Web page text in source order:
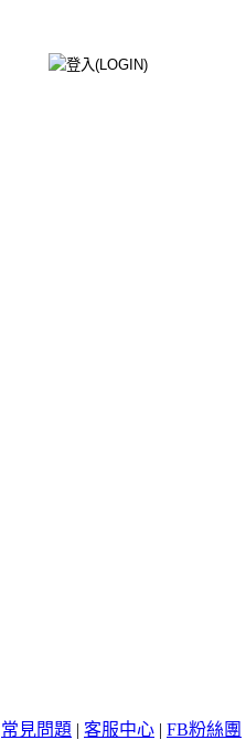
常見問題 | 客服中心 | FB粉絲團